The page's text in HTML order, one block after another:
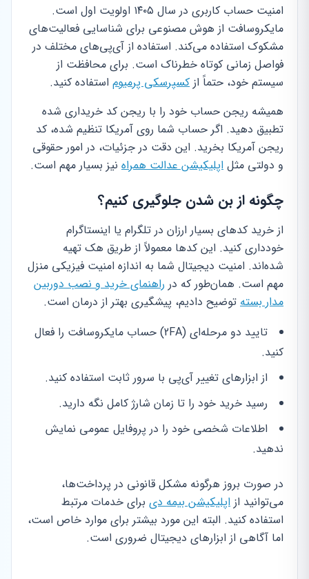
امنیت حساب کاربری در سال ۱۴۰۵ اولویت اول است.
مایکروسافت از هوش مصنوعی برای شناسایی فعالیت‌های
مشکوک استفاده می‌کند. استفاده از آی‌پی‌های مختلف در
فواصل زمانی کوتاه خطرناک است. برای محافظت از
سیستم خود، حتماً از کسپرسکی پرمیوم استفاده کنید.
همیشه ریجن حساب خود را با ریجن کد خریداری شده
تطبیق دهید. اگر حساب شما روی آمریکا تنظیم شده، کد
ریجن آمریکا بخرید. این دقت در جزئیات، در امور حقوقی
و دولتی مثل اپلیکیشن عدالت همراه نیز بسیار مهم است.
چگونه از بن شدن جلوگیری کنیم؟
از خرید کدهای بسیار ارزان در تلگرام یا اینستاگرام
خودداری کنید. این کدها معمولاً از طریق هک تهیه
شده‌اند. امنیت دیجیتال شما به اندازه امنیت فیزیکی منزل
مهم است. همان‌طور که در راهنمای خرید و نصب دوربین
مدار بسته توضیح دادیم، پیشگیری بهتر از درمان است.
تایید دو مرحله‌ای (2FA) حساب مایکروسافت را فعال
کنید.
از ابزارهای تغییر آی‌پی با سرور ثابت استفاده کنید.
رسید خرید خود را تا زمان شارژ کامل نگه دارید.
اطلاعات شخصی خود را در پروفایل عمومی نمایش
ندهید.
در صورت بروز هرگونه مشکل قانونی در پرداخت‌ها،
می‌توانید از اپلیکیشن بیمه دی برای خدمات مرتبط
استفاده کنید. البته این مورد بیشتر برای موارد خاص است،
اما آگاهی از ابزارهای دیجیتال ضروری است.